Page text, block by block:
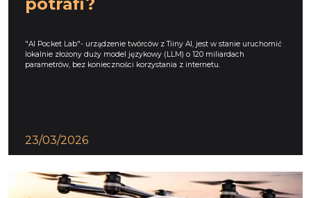
"AI Pocket Lab"- urządzenie twórców z Tiiny AI, jest w stanie uruchomić
lokalnie złożony duży model językowy (LLM) o 120 miliardach
parametrów, bez konieczności korzystania z internetu.
23/03/2026